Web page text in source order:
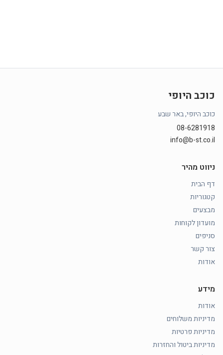
כוכב היופי
כוכב היופי, באר שבע
08-6281918
info@b-st.co.il
ניווט מהיר
דף הבית
קטגוריות
מבצעים
מועדון לקוחות
סניפים
צור קשר
אודות
מידע
אודות
מדיניות משלוחים
מדיניות פרטיות
מדיניות ביטול והחזרות